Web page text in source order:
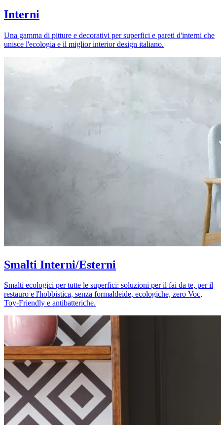
Interni
Una gamma di pitture e decorativi per superfici e pareti d'interni che
unisce l'ecologia e il miglior interior design italiano.
Smalti Interni/Esterni
Smalti ecologici per tutte le superfici: soluzioni per il fai da te, per il
restauro e l'hobbistica, senza formaldeide, ecologiche, zero Voc,
Toy-Friendly e antibatteriche.